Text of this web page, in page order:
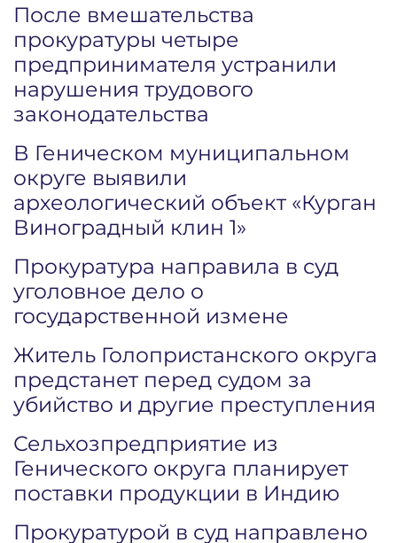
После вмешательства
прокуратуры четыре
предпринимателя устранили
нарушения трудового
законодательства
В Геническом муниципальном
округе выявили
археологический объект «Курган
Виноградный клин 1»
Прокуратура направила в суд
уголовное дело о
государственной измене
Житель Голопристанского округа
предстанет перед судом за
убийство и другие преступления
Сельхозпредприятие из
Генического округа планирует
поставки продукции в Индию
Прокуратурой в суд направлено